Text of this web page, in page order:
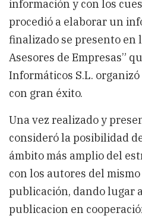
información y con los
procedió a elaborar un
finalizado se presento en
Asesores de Empresas”
Informáticos S.L.
con gran éxito.
Una vez realizado y
consideró la posibilidad
ámbito más amplio del
con los autores del
publicación, dando lugar
publicacion en